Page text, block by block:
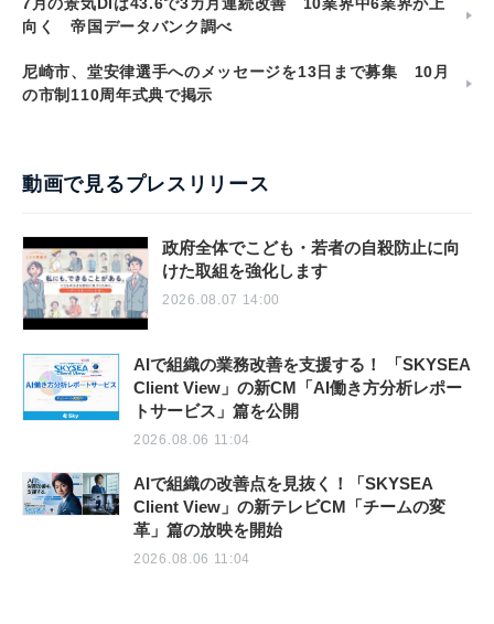
向く 帝国データバンク調べ
尼崎市、堂安律選手へのメッセージを13日まで募集 10月
の市制110周年式典で掲示
動画で見るプレスリリース
政府全体でこども・若者の自殺防止に向
けた取組を強化します
2026.08.07 14:00
AIで組織の業務改善を支援する！ 「SKYSEA
Client View」の新CM「AI働き方分析レポー
トサービス」篇を公開
2026.08.06 11:04
AIで組織の改善点を見抜く！「SKYSEA
Client View」の新テレビCM「チームの変
革」篇の放映を開始
2026.08.06 11:04